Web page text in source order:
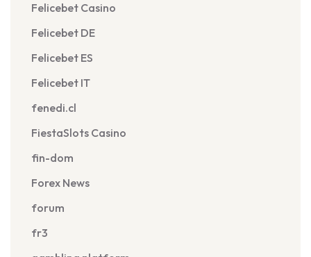
Felicebet Casino
Felicebet DE
Felicebet ES
Felicebet IT
fenedi.cl
FiestaSlots Casino
fin-dom
Forex News
forum
fr3